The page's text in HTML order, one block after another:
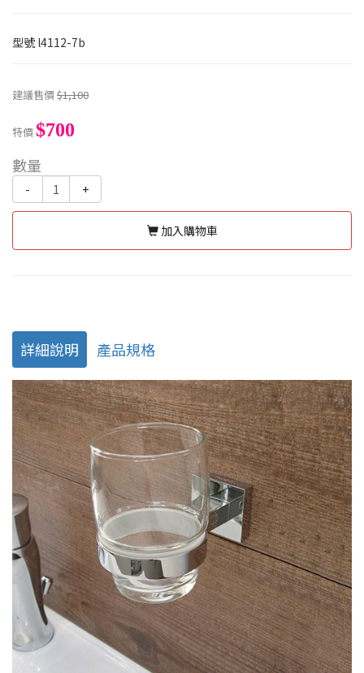
型號l4112-7b
建議售價$1,100
特價$700
數量
- +
加入購物車
詳細說明 產品規格